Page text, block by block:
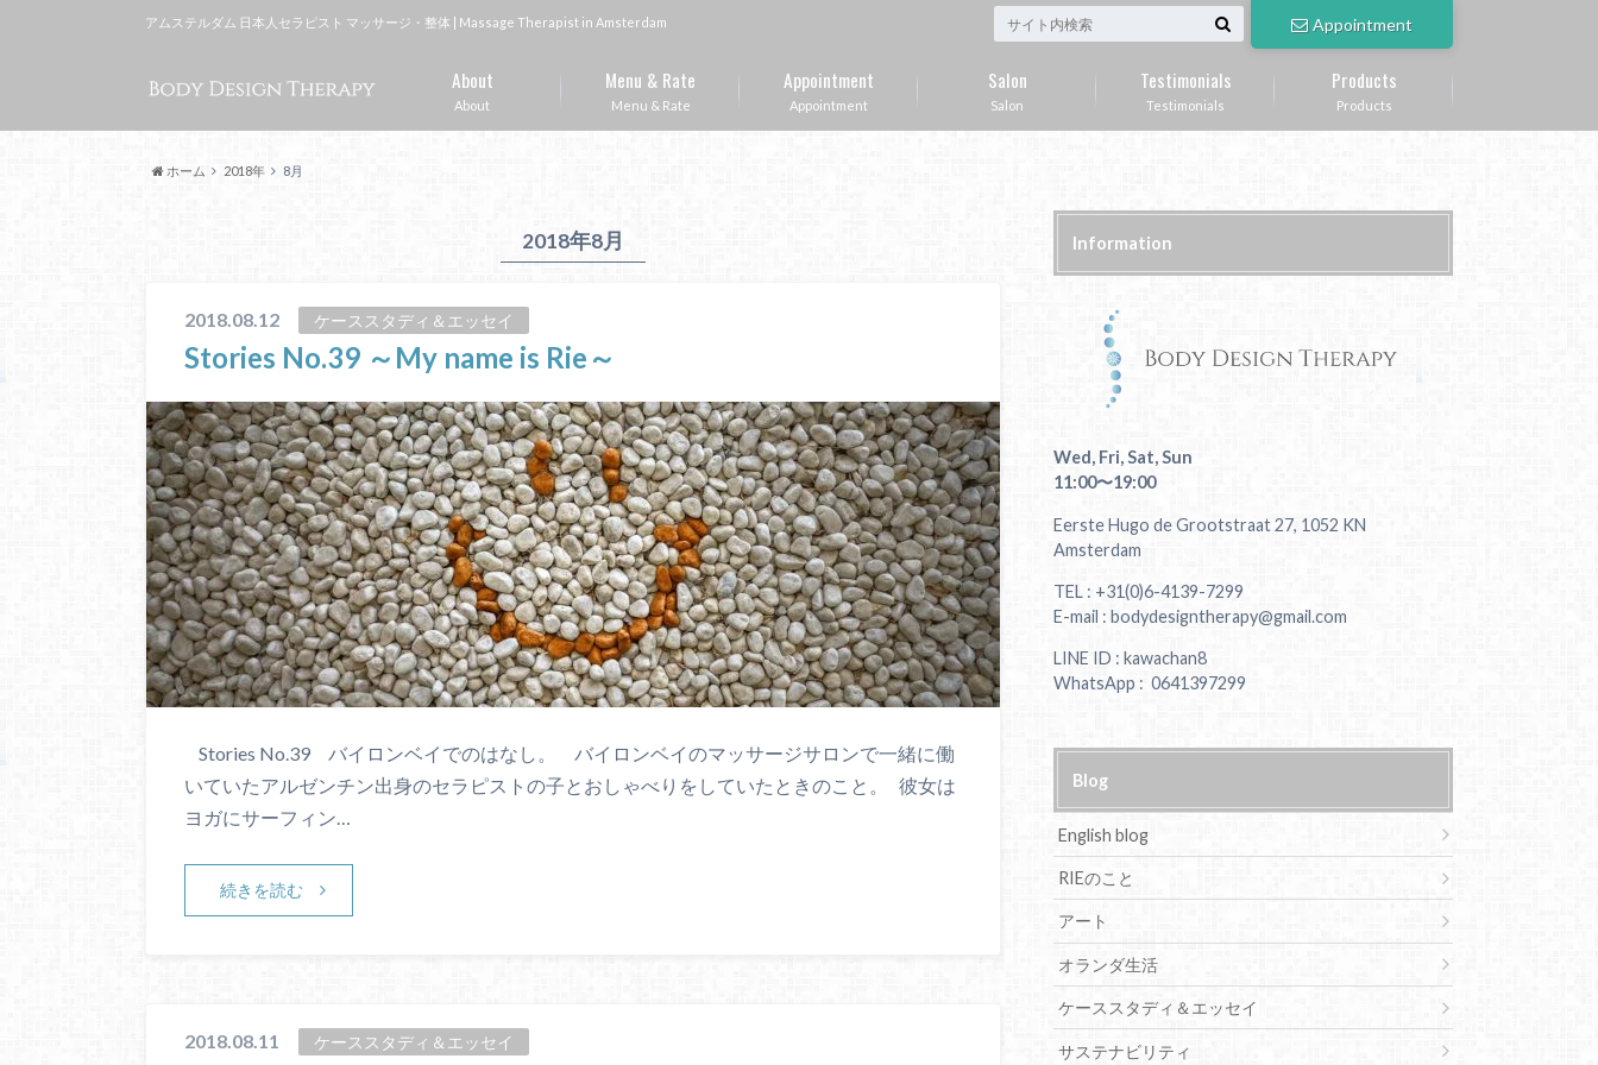
アムステルダム 日本人セラピスト マッサージ・整体 | Massage Therapist in Amsterdam Appointment
About
About
Menu & Rate
Menu & Rate
Appointment
Appointment
Salon
Salon
Testimonials
Testimonials
Products
Products
ホーム 2018年 8月
2018年8月
2018.08.12 ケーススタディ＆エッセイ
Stories No.39 ～My name is Rie～
Stories No.39 バイロンベイでのはなし。 バイロンベイのマッサージサロンで一緒に働
いていたアルゼンチン出身のセラピストの子とおしゃべりをしていたときのこと。 彼女は
ヨガにサーフィン…
続きを読む
2018.08.11 ケーススタディ＆エッセイ
Information
Wed, Fri, Sat, Sun
11:00〜19:00
Eerste Hugo de Grootstraat 27, 1052 KN
Amsterdam
TEL : +31(0)6-4139-7299
E-mail : bodydesigntherapy@gmail.com
LINE ID : kawachan8
WhatsApp : 0641397299
Blog
English blog
RIEのこと
アート
オランダ生活
ケーススタディ＆エッセイ
サステナビリティ